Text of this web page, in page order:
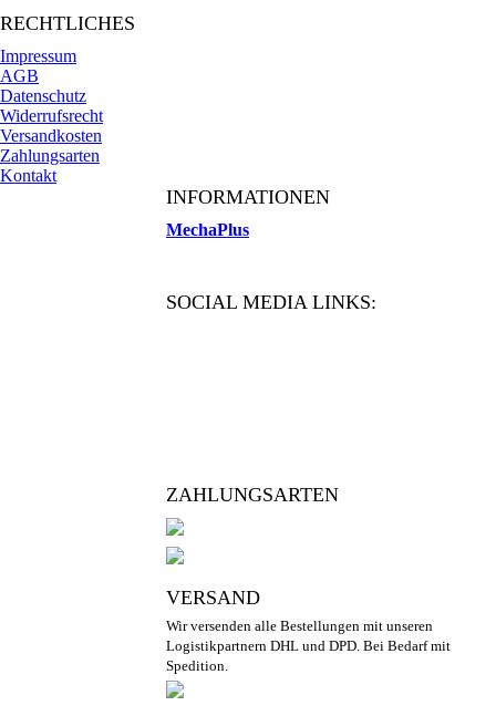
RECHTLICHES
Impressum
AGB
Datenschutz
Widerrufsrecht
Versandkosten
Zahlungsarten
Kontakt
INFORMATIONEN
MechaPlus
SOCIAL MEDIA LINKS:
ZAHLUNGSARTEN
VERSAND
Wir versenden alle Bestellungen mit unseren
Logistikpartnern DHL und DPD. Bei Bedarf mit
Spedition.